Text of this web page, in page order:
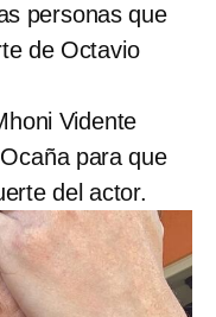
personas que
de Octavio
Vidente
para que
del actor.